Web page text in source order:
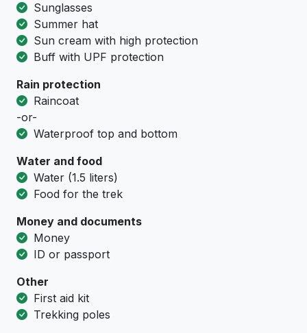
Sunglasses
Summer hat
Sun cream with high protection
Buff with UPF protection
Rain protection
Raincoat
-or-
Waterproof top and bottom
Water and food
Water (1.5 liters)
Food for the trek
Money and documents
Money
ID or passport
Other
First aid kit
Trekking poles